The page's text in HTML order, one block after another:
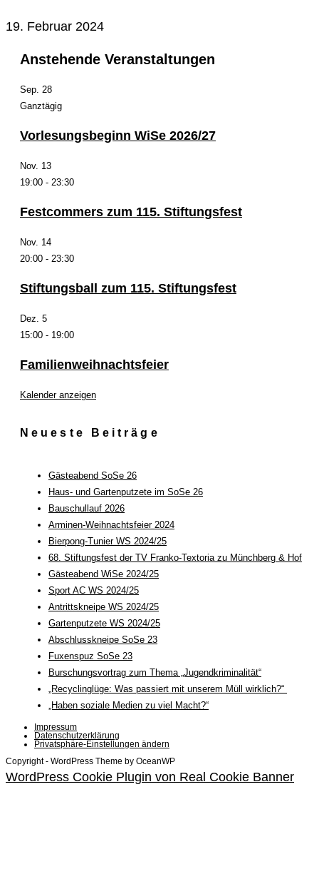
19. Februar 2024
Anstehende Veranstaltungen
Sep. 28
Ganztägig
Vorlesungsbeginn WiSe 2026/27
Nov. 13
19:00 - 23:30
Festcommers zum 115. Stiftungsfest
Nov. 14
20:00 - 23:30
Stiftungsball zum 115. Stiftungsfest
Dez. 5
15:00 - 19:00
Familienweihnachtsfeier
Kalender anzeigen
Neueste Beiträge
Gästeabend SoSe 26
Haus- und Gartenputzete im SoSe 26
Bauschullauf 2026
Arminen-Weihnachtsfeier 2024
Bierpong-Tunier WS 2024/25
68. Stiftungsfest der TV Franko-Textoria zu Münchberg & Hof
Gästeabend WiSe 2024/25
Sport AC WS 2024/25
Antrittskneipe WS 2024/25
Gartenputzete WS 2024/25
Abschlusskneipe SoSe 23
Fuxenspuz SoSe 23
Burschungsvortrag zum Thema „Jugendkriminalität“
„Recyclinglüge: Was passiert mit unserem Müll wirklich?“
„Haben soziale Medien zu viel Macht?“
Impressum
Datenschutzerklärung
Privatsphäre-Einstellungen ändern
Copyright - WordPress Theme by OceanWP
WordPress Cookie Plugin von Real Cookie Banner